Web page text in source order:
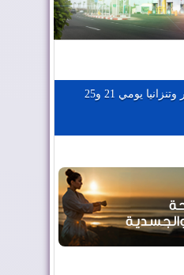
لفرنسا
المغرب يواجه النيجر وتنزانيا يومي 21 و25